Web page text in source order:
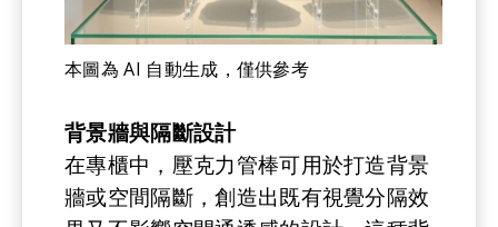
本圖為 AI 自動生成，僅供參考
背景牆與隔斷設計
在專櫃中，壓克力管棒可用於打造背景
牆或空間隔斷，創造出既有視覺分隔效